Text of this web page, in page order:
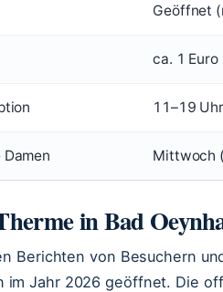
Geöffnet
ca. 1 Euro
11–19
Mittwoch
in Bad
Berichten von Besuchern
im Jahr 2026 geöffnet. Die